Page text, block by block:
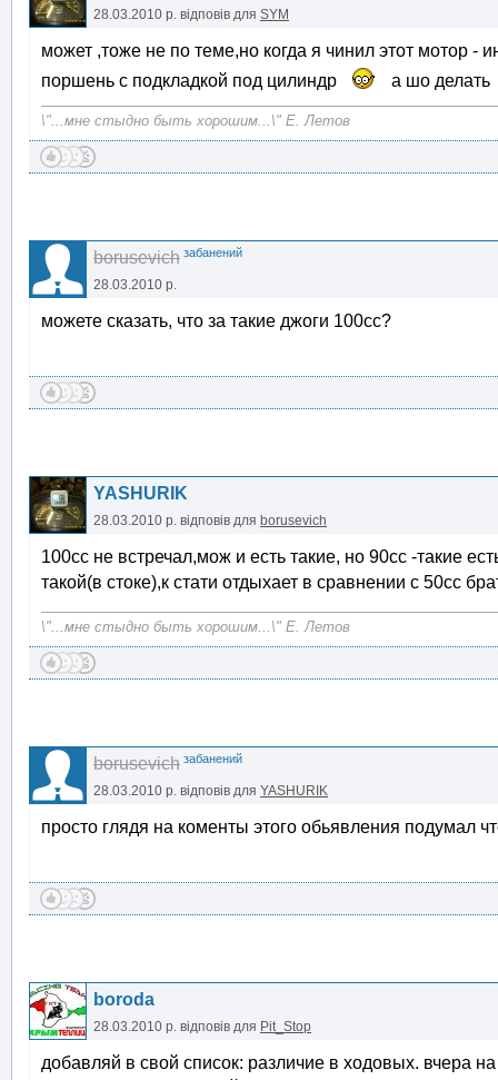
28.03.2010 р. відповів для SYM
может ,тоже не по теме,но когда я чинил этот мотор
поршень с подкладкой под цилиндр
а шо делать
\"...мне стыдно быть хорошим...\" Е. Летов
borusevich забанений
28.03.2010 р.
можете сказать, что за такие джоги 100сс?
YASHURIK
28.03.2010 р. відповів для borusevich
100сс не встречал,мож и есть такие, но 90сс -такие
такой(в стоке),к стати отдыхает в сравнении с 50сс
\"...мне стыдно быть хорошим...\" Е. Летов
borusevich забанений
28.03.2010 р. відповів для YASHURIK
просто глядя на коменты этого обьявления подумал
boroda
28.03.2010 р. відповів для Pit_Stop
добавляй в свой список: различие в ходовых. вчера